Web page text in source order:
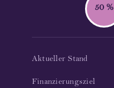
50 %
Aktueller Stand
Finanzierungsziel